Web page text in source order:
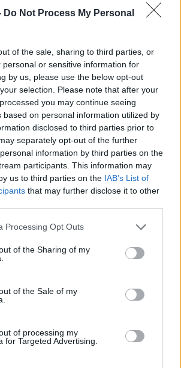
Do Not Process My Personal
of the sale, sharing to third parties, or
personal or sensitive information for
by us, please use the below opt-out
selection. Please note that after your
you may continue seeing
based on personal information utilized by
disclosed to third parties prior to
separately opt-out of the further
information by third parties on the
participants. This information may
us to third parties on the IAB’s List of
that may further disclose it to other
Processing Opt Outs
of the Sharing of my
of the Sale of my
of processing my
for Targeted Advertising.
αυτή την περίοδο υπάρχει
οι εστίες μόλυνσης -
Ελληνικής Κτηνιατρικής
Εταιρείαζητά στενή
αλλά και όλων όσων
παραγωγικό σύστημα της
με τις Κτηνιατρικές
γίνει «ώστε να αποφευχθούν
επιπτώσεις
- όπως
χώρες - στην
από υψηλά
θνησιμότητας (90 έως 100%),
χώρες όπου εμφανίζεται για